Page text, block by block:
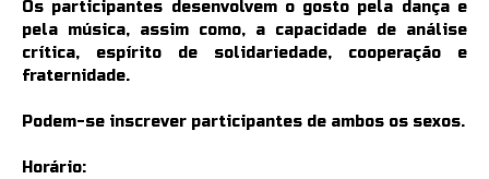
Os participantes desenvolvem o gosto pela dança e
pela música, assim como, a capacidade de análise
crítica, espírito de solidariedade, cooperação e
fraternidade.
Podem-se inscrever participantes de ambos os sexos.
Horário: